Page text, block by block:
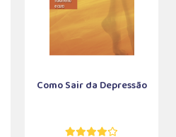
Como Sair da Depressão